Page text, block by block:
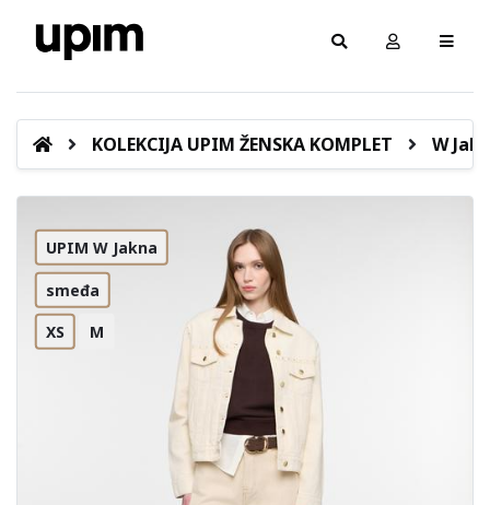
KOLEKCIJA UPIM ŽENSKA KOMPLET W
UPIM W Jakna
smeđa
XS M